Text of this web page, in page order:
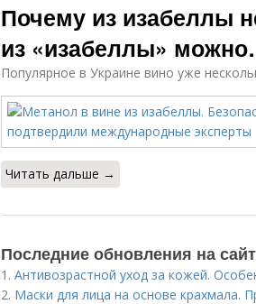
Почему из изабеллы
из «изабеллы»
Популярное в Украине вино уже
Читать дальше →
Последние обновления на
1. Антивозрастной уход за кожей.
2. Маски для лица на основе крахмала.